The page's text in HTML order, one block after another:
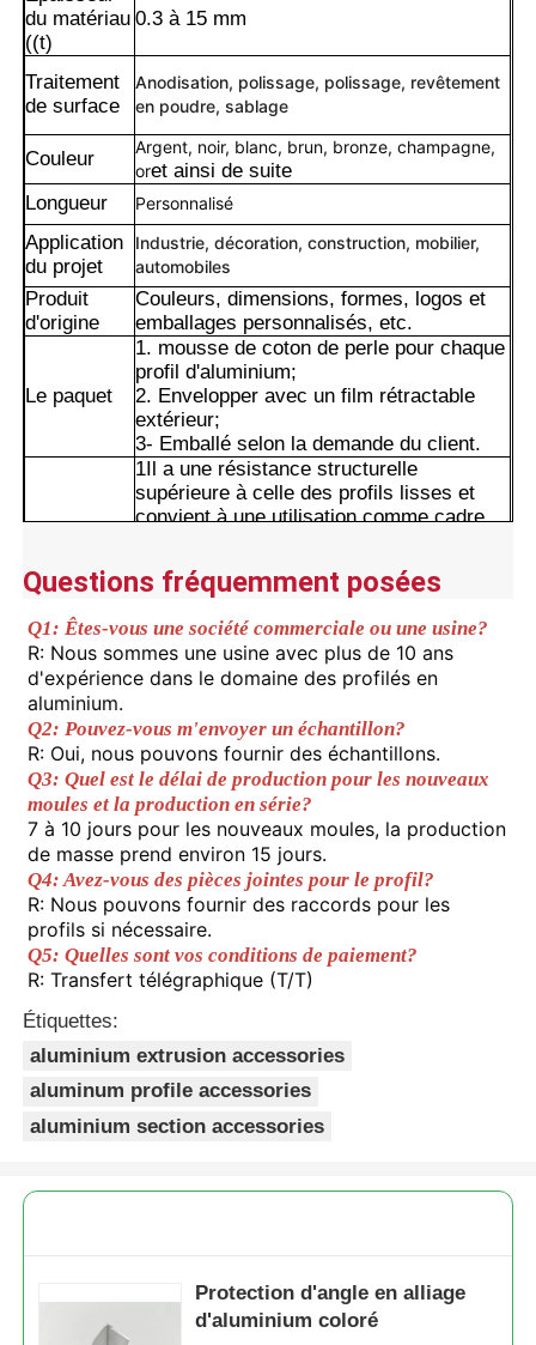
Produits
À propos de nous
Contrôle de qualité
Contactez-nous
Nouvelles
Demandez un devis
Profils en aluminium d'extrusion
Profiles de cuisine en aluminium
Profils de fenêtre en aluminium
Extrusion industrielle de l'aluminium
du matériau
((t)
0.3 à 15 mm
Traitement
de surface
Anodisation, polissage, polissage, revêtement
en poudre, sablage
Couleur
Argent, noir, blanc, brun, bronze, champagne,
oret ainsi de suite
Longueur
Personnalisé
Application
du projet
Industrie, décoration, construction, mobilier,
automobiles
Produit
d'origine
Couleurs, dimensions, formes, logos et
emballages personnalisés, etc.
Le paquet
1. mousse de coton de perle pour chaque
profil d'aluminium;
2. Envelopper avec un film rétractable
extérieur;
3- Emballé selon la demande du client.
Les
avantages
1Il a une résistance structurelle
supérieure à celle des profils lisses et
convient à une utilisation comme cadre
et la pièce dentée peut également être
spécifications, répondant à divers
besoins d'assemblage de bricolage.
3L'aluminium lui-même est léger. La
transversale en forme de L peut améliorer
la résistance à la flexion, ce qui le rend
plus robuste que l'aluminium plat de
même épaisseur.Il convient aux
scénarios qui nécessitent à la fois
légèreté et capacité de charge.
4.La structure en forme de L à angle droit
avec des motifs dentaires est adaptée
pour être utilisée comme support de
cadre et comme fixations d'angle (comme
les codes d'angle pour les supports
d'équipement et les stands
aider à positionner et à prévenir le
désalignement lors de l'épissage.
Questions fréquemment posées
Q1: Êtes-vous une société commerciale ou une usine?
R: Nous sommes une usine avec plus de 10 ans
d'expérience dans le domaine des profilés en
aluminium.
Q2: Pouvez-vous m'envoyer un échantillon?
R: Oui, nous pouvons fournir des échantillons.
Q3: Quel est le délai de production pour les nouveaux
moules et la production en série?
7 à 10 jours pour les nouveaux moules, la production
de masse prend environ 15 jours.
Q4: Avez-vous des pièces jointes pour le profil?
R: Nous pouvons fournir des raccords pour les
profils si nécessaire.
Q5: Quelles sont vos conditions de paiement?
R: Transfert télégraphique (T/T)
Étiquettes:
aluminium extrusion accessories
aluminum profile accessories
aluminium section accessories
Protection d'angle en alliage
d'aluminium coloré